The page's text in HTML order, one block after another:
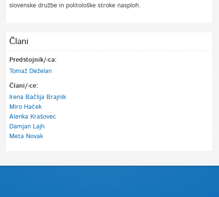
slovenske družbe in politološke stroke nasploh.
Člani
Predstojnik/-ca:
Tomaž Deželan
Člani/-ce:
Irena Bačlija Brajnik
Miro Haček
Alenka Krašovec
Damjan Lajh
Meta Novak